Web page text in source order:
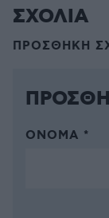
ΣΧΟΛΙΑ
ΠΡΟΣΘΗΚΗ
ΌΝΟΜΑ *